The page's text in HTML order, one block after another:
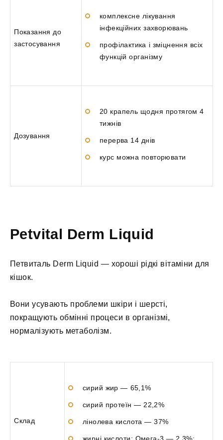
Показання до
застосування
комплексне лікування
інфекційних захворювань
профілактика і зміцнення всіх
функцій організму
Дозування
20 крапель щодня протягом 4
тижнів
перерва 14 днів
курс можна повторювати
Petvital Derm Liquid
Петвиталь Derm Liquid — хороші рідкі вітаміни для
кішок.
Вони усувають проблеми шкіри і шерсті,
покращують обмінні процеси в організмі,
нормалізують метаболізм.
Склад
сирий жир — 65,1%
сирий протеїн — 22,2%
лінолева кислота — 37%